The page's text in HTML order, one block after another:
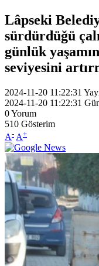
Lâpseki
sürdürdüğü
günlük
seviyesini
2024-11-20 11:22:31
2024-11-20 11:22:31
0Yorum
510 Gösterim
A- A+